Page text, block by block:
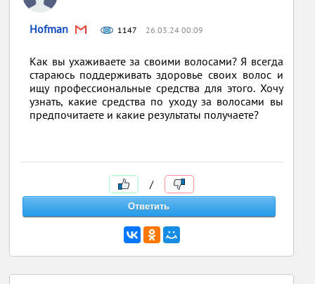
Hofman 1147 26.03.24 00:09
Как вы ухаживаете за своими волосами? Я всегда
стараюсь поддерживать здоровье своих волос и
ищу профессиональные средства для этого. Хочу
узнать, какие средства по уходу за волосами вы
предпочитаете и какие результаты получаете?
/